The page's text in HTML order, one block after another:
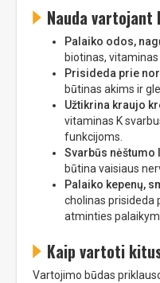
Nauda
Palaiko odos,
biotinas, vitaminas
Prisideda prie
būtinas akims ir
Užtikrina kraujo
vitaminas K
funkcijoms.
Svarbūs nėštumo
būtina vaisiaus
Palaiko kepenų,
cholinas prisideda
atminties
Kaip vartoti
Vartojimo būdas